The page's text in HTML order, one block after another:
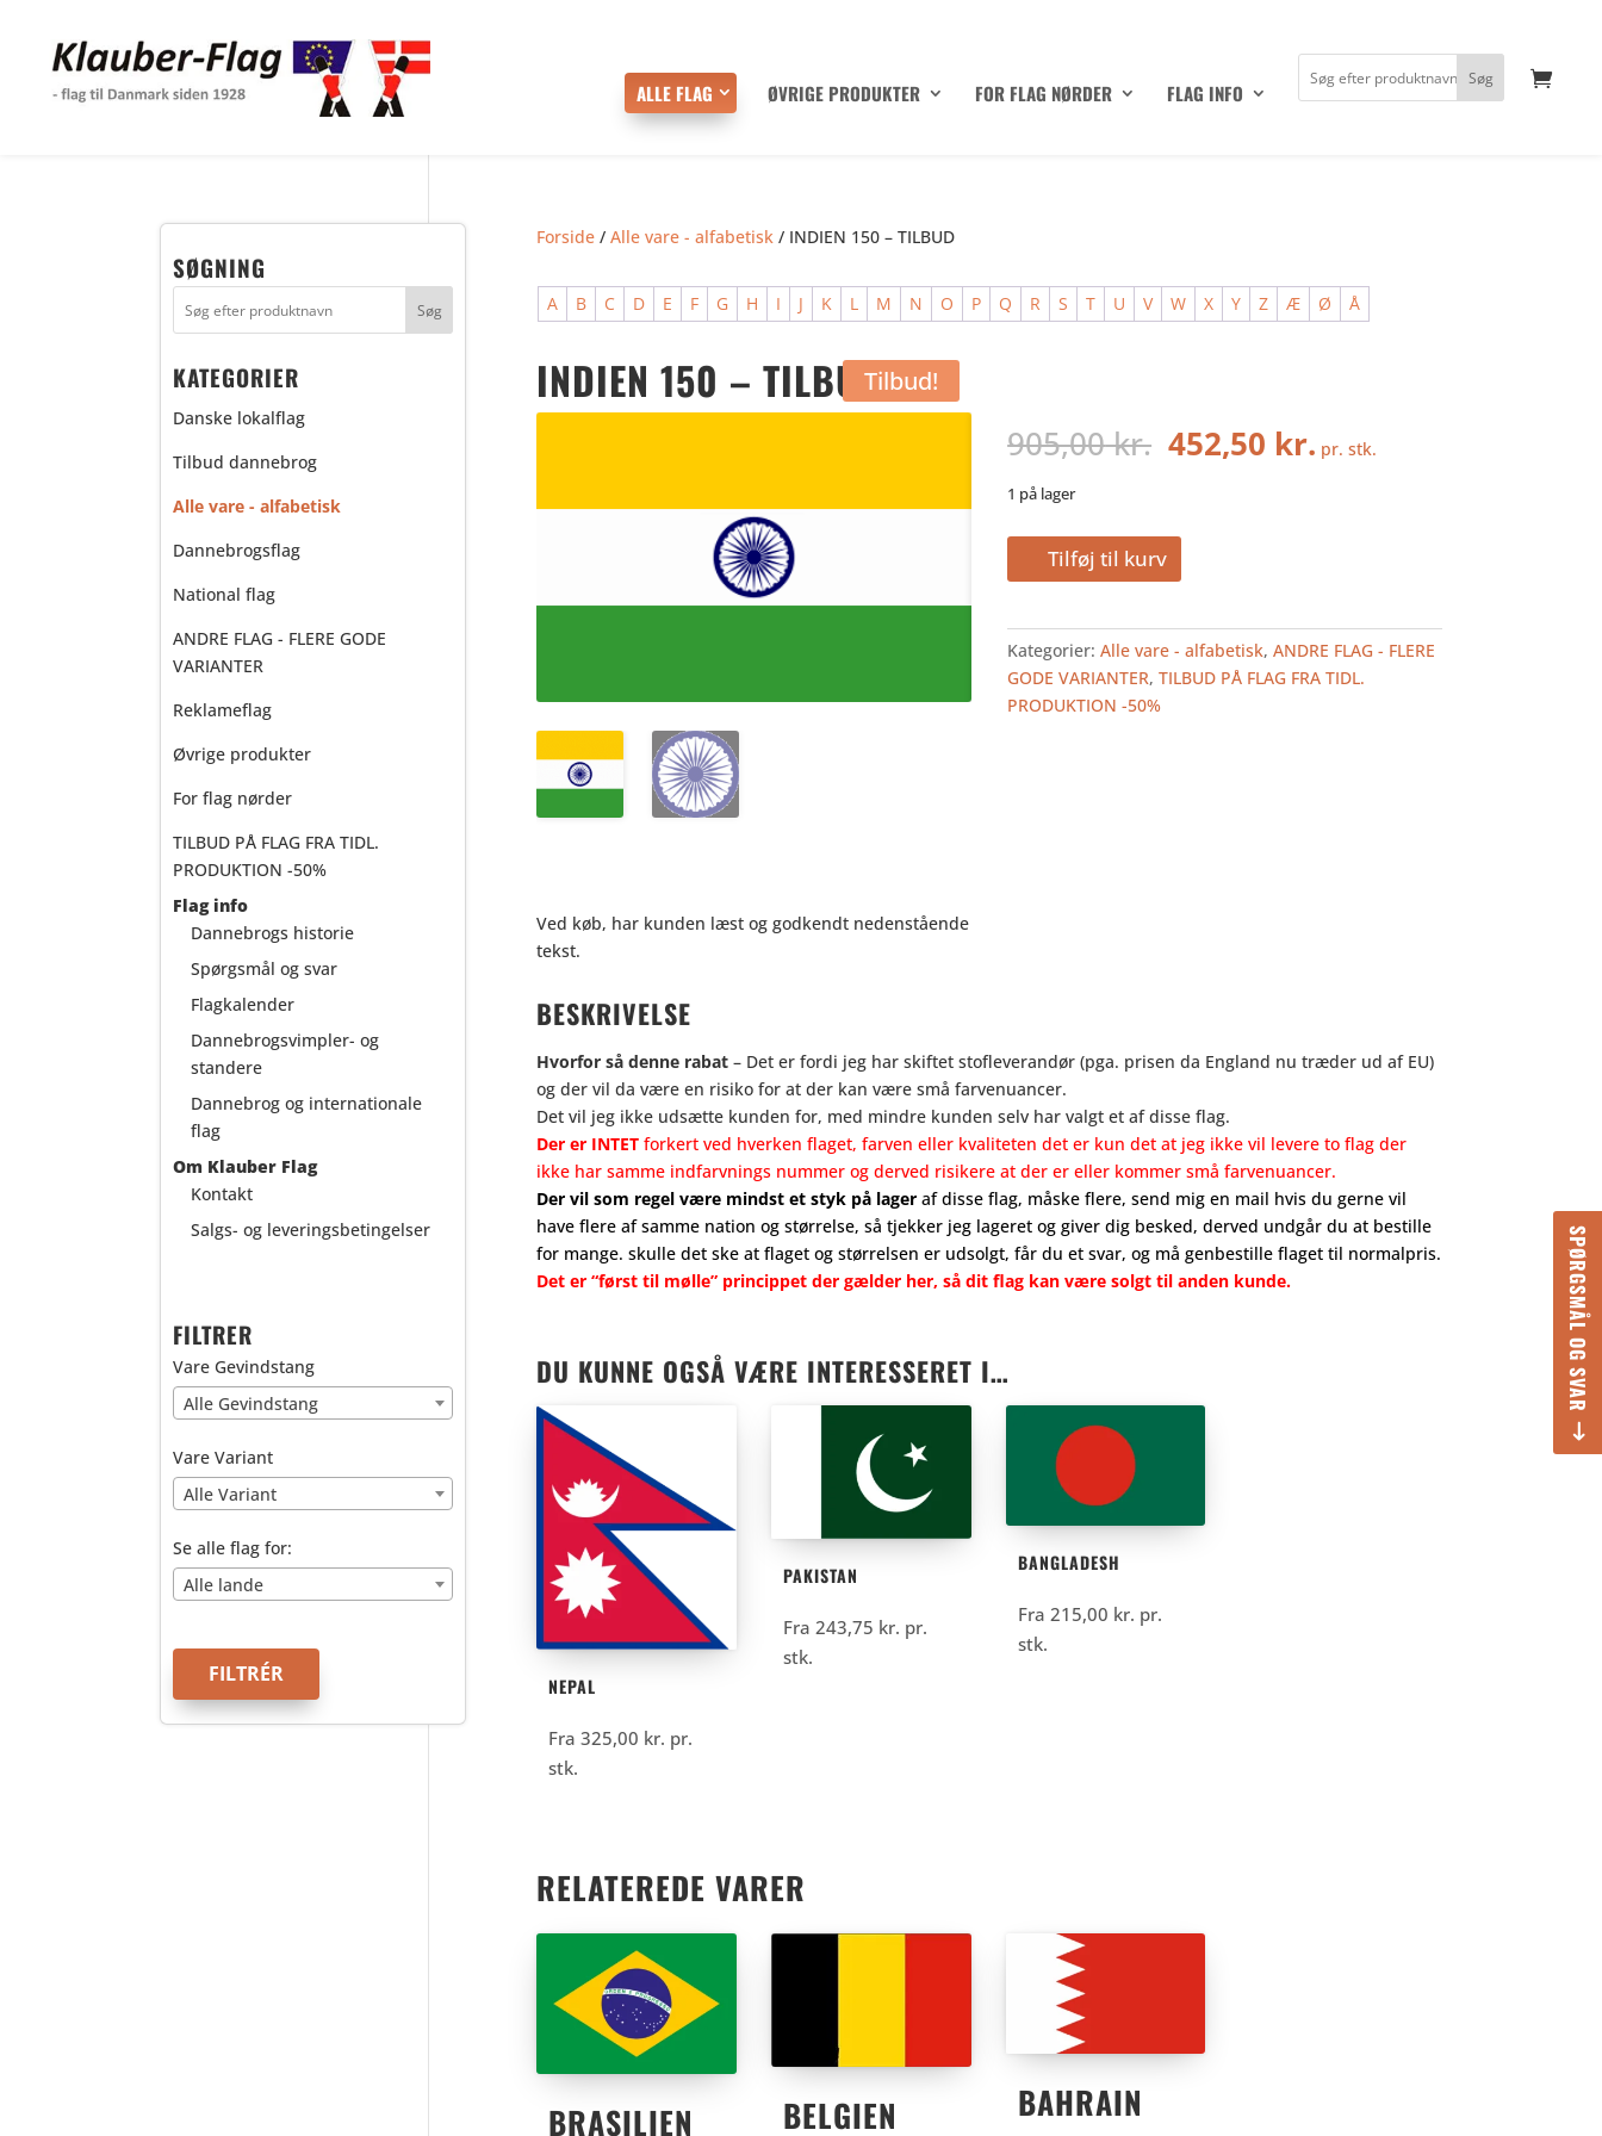
ALLE FLAG ØVRIGE PRODUKTER FOR FLAG NØRDER FLAG INFO
SPØRGSMÅL OG SVAR
Forside /Alle vare - alfabetisk / INDIEN 150 – TILBUD
A B C D E F G H I J K L M N O P Q R S T U V W X Y Z Æ Ø Å
INDIEN 150 – TILBUDTilbud!
Ved køb, har kunden læst og godkendt nedenstående
tekst.
905,00kr. Den
oprindelige
905,00
kr..
452,50 kr.Den
aktuelle
pr. stk.
1 på lager
INDIEN
150
TILBUD
antal
Tilføj til kurv
Kategorier:Alle vare - alfabetisk,ANDRE FLAG - FLERE
GODE VARIANTER,TILBUD PÅ FLAG FRA TIDL.
PRODUKTION -50%
BESKRIVELSE
Hvorfor så denne rabat – Det er fordi jeg har skiftet stofleverandør (pga. prisen da England nu træder ud af EU)
og der vil da være en risiko for at der kan være små farvenuancer.
Det vil jeg ikke udsætte kunden for, med mindre kunden selv har valgt et af disse flag.
Der er INTET forkert ved hverken flaget, farven eller kvaliteten det er kun det at jeg ikke vil levere to flag der
ikke har samme indfarvnings nummer og derved risikere at der er eller kommer små farvenuancer.
Der vil som regel være mindst et styk på lager af disse flag, måske flere, send mig en mail hvis du gerne vil
have flere af samme nation og størrelse, så tjekker jeg lageret og giver dig besked, derved undgår du at bestille
for mange. skulle det ske at flaget og størrelsen er udsolgt, får du et svar, og må genbestille flaget til normalpris.
Det er “først til mølle” princippet der gælder her, så dit flag kan være solgt til anden kunde.
DU KUNNE OGSÅ VÆRE INTERESSERET I…
NEPAL
Fra325,00 kr. pr.
stk.
PAKISTAN
Fra 243,75 kr. pr.
stk.
BANGLADESH
Fra 215,00 kr. pr.
stk.
RELATEREDE VARER
BRASILIEN BELGIEN BAHRAIN
SØGNING
KATEGORIER
Danske lokalflag
Tilbud dannebrog
Alle vare - alfabetisk
Dannebrogsflag
National flag
ANDRE FLAG - FLERE GODE
VARIANTER
Reklameflag
Øvrige produkter
For flag nørder
TILBUD PÅ FLAG FRA TIDL.
PRODUKTION -50%
Flag info
Dannebrogs historie
Spørgsmål og svar
Flagkalender
Dannebrogsvimpler- og
standere
Dannebrog og internationale
flag
Om Klauber Flag
Kontakt
Salgs- og leveringsbetingelser
FILTRER
Vare Gevindstang
Alle Gevindstang
Vare Variant
Alle Variant
Se alle flag for:
Alle lande
FILTRÉR